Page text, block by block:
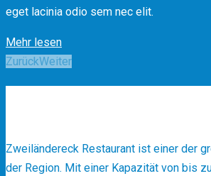
eget lacinia odio sem nec elit.
Mehr lesen
Posts
navigation
ZurückWeiter
Zweiländereck Restaurant ist einer der
der Region. Mit einer Kapazität von bis